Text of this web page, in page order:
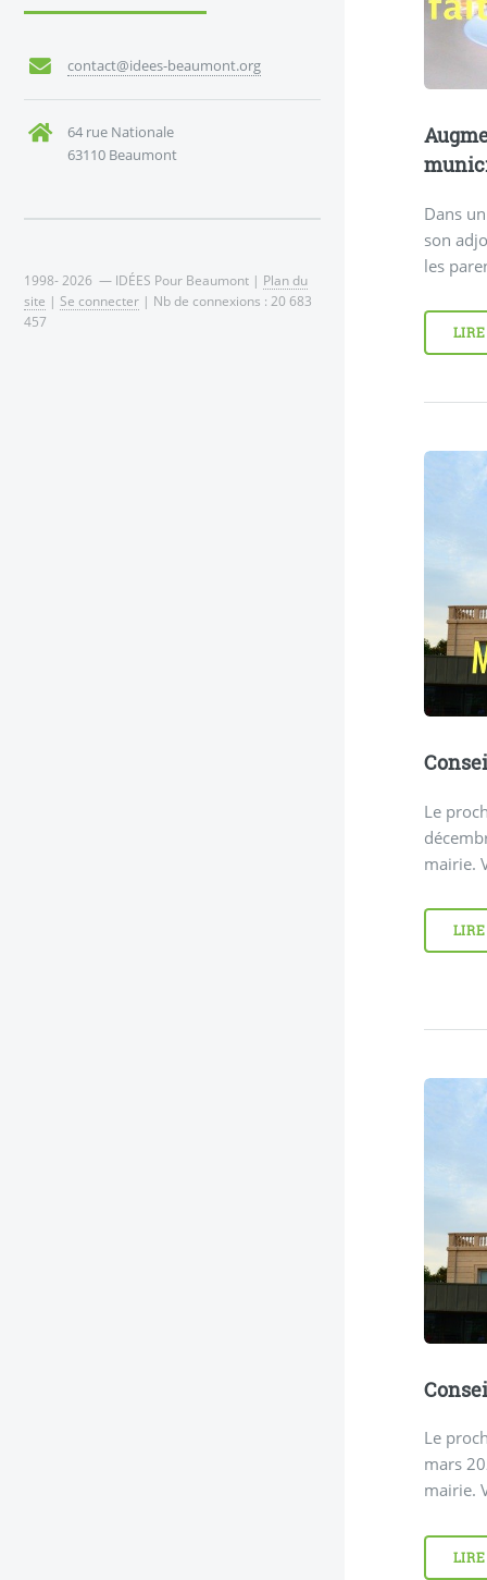
Dans
son
les
Le
mairie.
Le
mars
mairie.
contact@idees-beaumont.org
64 rue Nationale
63110 Beaumont
1998- 2026 — IDÉES Pour Beaumont | Plan du
site | Se connecter | Nb de connexions : 20 683
457